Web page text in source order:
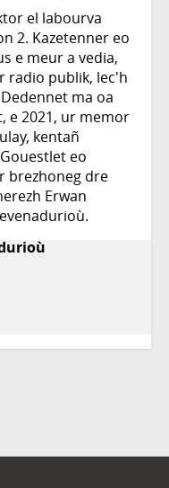
el labourva
2. Kazetenner eo
e meur a vedia,
radio publik, lec'h
ma oa
e 2021, ur memor
kentañ
eo
brezhoneg dre
Erwan